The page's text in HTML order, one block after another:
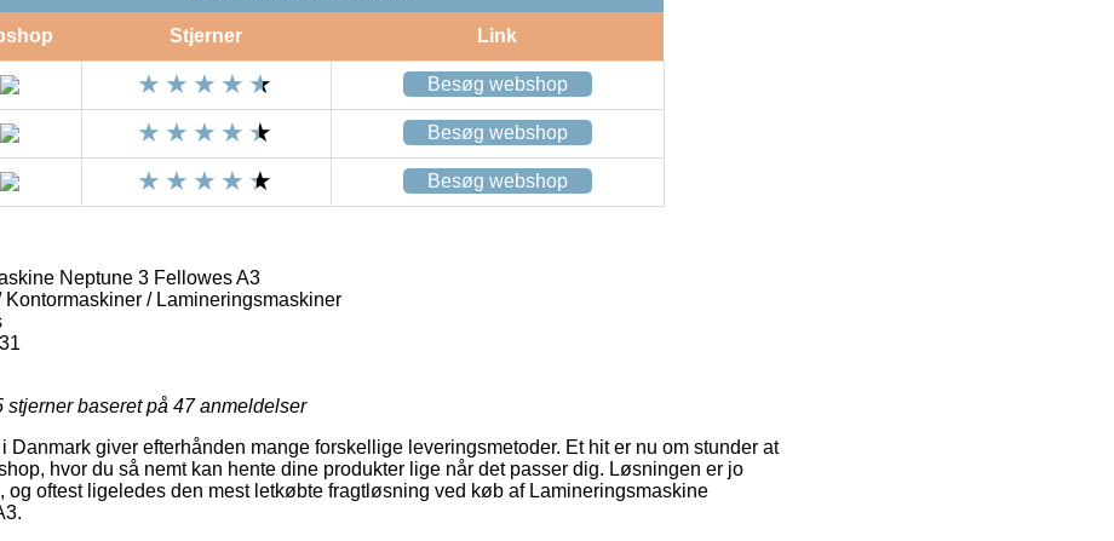
Stjerner Link
Besøg webshop
Besøg webshop
Besøg webshop
Neptune 3 Fellowes A3
Kontormaskiner / Lamineringsmaskiner
stjerner baseret på 47anmeldelser
Danmark giver efterhånden mange forskellige leveringsmetoder. Et hit er nu om stunder at
hvor du så nemt kan hente dine produkter lige når det passer dig. Løsningen er jo
oftest ligeledes den mest letkøbte fragtløsning ved køb af Lamineringsmaskine